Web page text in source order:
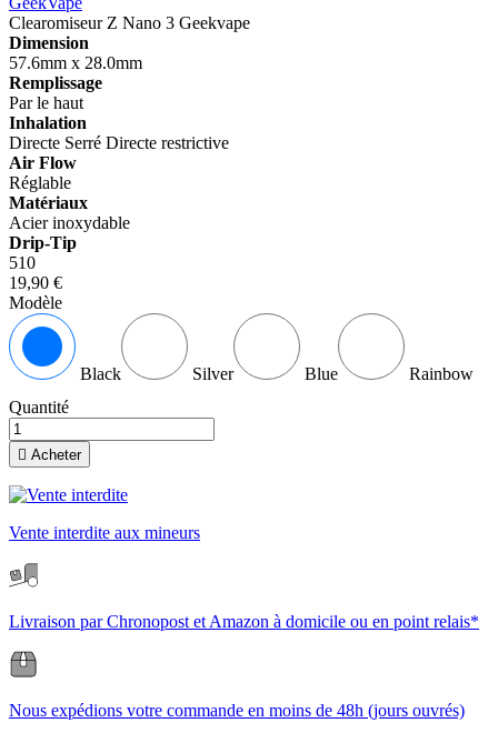
Clearomiseur Z Nano 3 Geekvape
Dimension
57.6mm x 28.0mm
Remplissage
Par le haut
Inhalation
Directe Serré Directe restrictive
Air Flow
Réglable
Matériaux
Acier inoxydable
Drip-Tip
510
19,90 €
Modèle
Black Silver Blue
Rainbow
Quantité
 Acheter
Vente interdite aux mineurs
Livraison par Chronopost et Amazon à domicile ou en point relais*
Nous expédions votre commande en moins de 48h (jours ouvrés)